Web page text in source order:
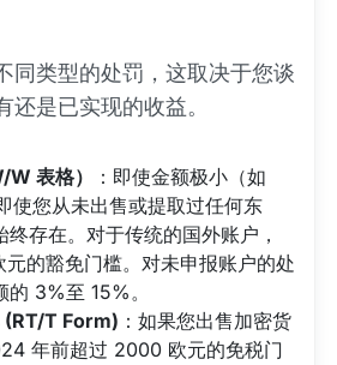
同类型的处罚，这取决于您谈
还是已实现的收益。
表格）
：即使金额极小（如
使您从未出售或提取过任何东
存在。对于传统的国外账户，
的豁免门槛。对未申报账户的处
3%至 15%。
T Form) ：如果您出售加密货
年前超过 2000 欧元的免税门